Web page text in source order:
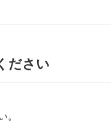
ださい
。